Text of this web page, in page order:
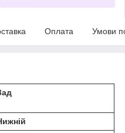
Оплата Умови